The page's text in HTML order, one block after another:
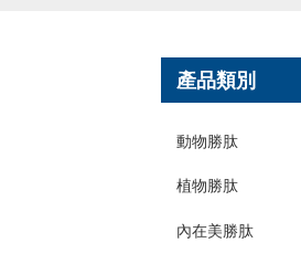
產品類別
動物勝肽
植物勝肽
內在美勝肽